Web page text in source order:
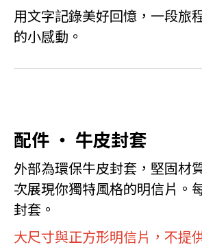
用文字記錄美好回憶，一段旅
的小感動。
配件 ‧ 牛皮封套
外部為環保牛皮封套，堅固材
次展現你獨特風格的明信片。
封套。
大尺寸與正方形明信片，不提